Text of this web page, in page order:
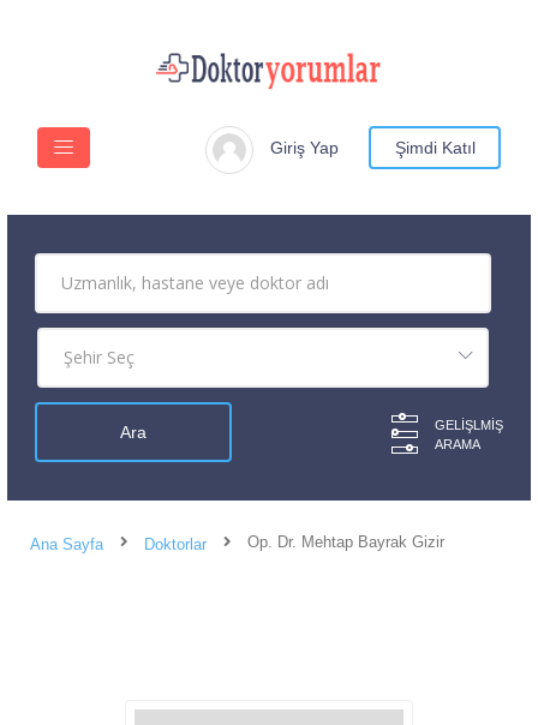
Giriş Yap Şimdi Katıl
GELIŞLMIŞ
ARAMA
Ana Sayfa Doktorlar Op. Dr. Mehtap Bayrak Gizir